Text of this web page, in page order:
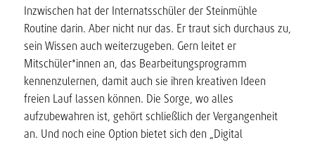
Inzwischen hat der Internatsschüler der Steinmühle
Routine darin. Aber nicht nur das. Er traut sich durchaus zu,
sein Wissen auch weiterzugeben. Gern leitet er
Mitschüler*innen an, das Bearbeitungsprogramm
kennenzulernen, damit auch sie ihren kreativen Ideen
freien Lauf lassen können. Die Sorge, wo alles
aufzubewahren ist, gehört schließlich der Vergangenheit
an. Und noch eine Option bietet sich den „Digital